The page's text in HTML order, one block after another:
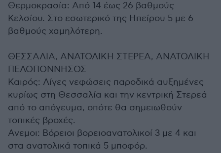
Θερμοκρασία: Από 14 έως 26 βαθμούς
Κελσίου. Στο εσωτερικό της Ηπείρου 5 με 6
βαθμούς χαμηλότερη.
ΘΕΣΣΑΛΙΑ, ΑΝΑΤΟΛΙΚΗ ΣΤΕΡΕΑ, ΑΝΑΤΟΛΙΚΗ
ΠΕΛΟΠΟΝΝΗΣΟΣ
Καιρός: Λίγες νεφώσεις παροδικά αυξημένες
κυρίως στη Θεσσαλία και την κεντρική Στερεά
από το απόγευμα, οπότε θα σημειωθούν
τοπικές βροχές.
Ανεμοι: Βόρειοι βορειοανατολικοί 3 με 4 και
στα ανατολικά τοπικά 5 μποφόρ.